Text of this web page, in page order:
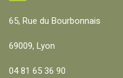
65, Rue du Bourbonnais
69009, Lyon
04 81 65 36 90